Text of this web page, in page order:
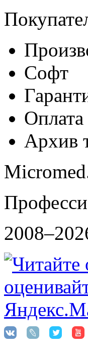
Софт
Оплата
Архив